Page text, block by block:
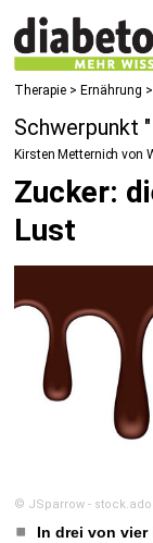
Therapie >Ernährung
Schwerpunkt
Kirsten Metternich von
Zucker:
Lust
© JSparrow -
In drei von